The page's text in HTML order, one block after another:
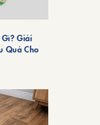
Giải
Quả Cho